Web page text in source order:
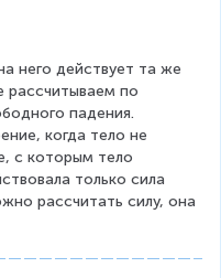
него действует та же
по
падения.
когда тело не
с которым тело
только сила
рассчитать силу, она